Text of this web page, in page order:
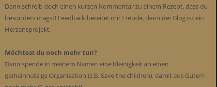
Dann schreib doch einen kurzen Kommentar zu einem Rezept, dass du
besonders magst! Feedback bereitet mir Freude, denn der Blog ist ein
Herzensprojekt.
Möchtest du noch mehr tun?
Dann spende in meinem Namen eine Kleinigkeit an einen
gemeinnützige Organisation (z.B. Save the children), damit aus Gutem